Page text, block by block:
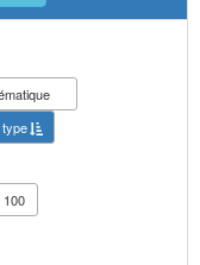
type
100